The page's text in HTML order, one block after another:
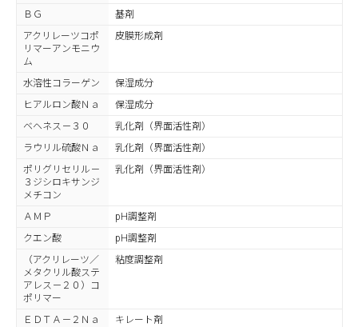
ＢＧ
基剤
アクリレーツコポ
リマーアンモニウ
ム
皮膜形成剤
水溶性コラーゲン
保湿成分
ヒアルロン酸Ｎａ
保湿成分
ベヘネス－３０
乳化剤（界面活性剤）
ラウリル硫酸Ｎａ
乳化剤（界面活性剤）
ポリグリセリル－
３ジシロキサンジ
メチコン
乳化剤（界面活性剤）
ＡＭＰ
pH調整剤
クエン酸
pH調整剤
（アクリレーツ／
メタクリル酸ステ
アレス－２０）コ
ポリマー
粘度調整剤
ＥＤＴＡ－２Ｎａ
キレート剤